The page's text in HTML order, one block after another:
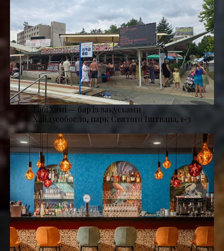
Габі Хамі — бар із закусками
Хайдусобосло, парк Святого Іштвана, 1–3